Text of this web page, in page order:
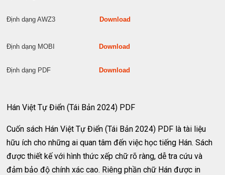
Định dạng AWZ3 Download
Định dạng MOBI Download
Định dạng PDF Download
Hán Việt Tự Điển (Tái Bản 2024) PDF
Cuốn sách Hán Việt Tự Điển (Tái Bản 2024) PDF là tài liệu
hữu ích cho những ai quan tâm đến việc học tiếng Hán. Sách
được thiết kế với hình thức xếp chữ rõ ràng, dễ tra cứu và
đảm bảo độ chính xác cao. Riêng phần chữ Hán được in